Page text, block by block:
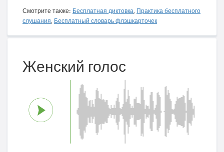
Смотрите также: Бесплатная диктовка, Практика бесплатного
слушания, Бесплатный словарь флэшкарточек
Женский голос